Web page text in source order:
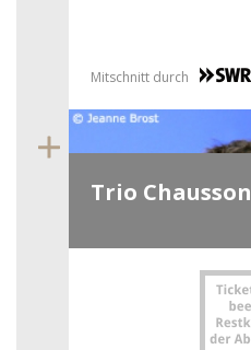
Mitschnitt durch
Trio Chausson